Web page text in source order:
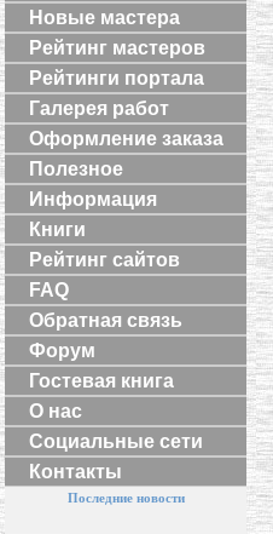
Новые мастера
Рейтинг мастеров
Рейтинги портала
Галерея работ
Оформление заказа
Полезное
Информация
Книги
Рейтинг сайтов
FAQ
Обратная связь
Форум
Гостевая книга
О нас
Социальные сети
Контакты
Последние новости